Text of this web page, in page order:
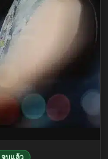
จบแล้ว